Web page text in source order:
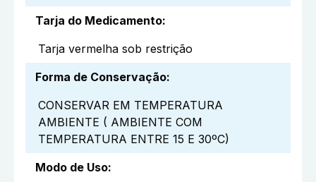
Tarja do Medicamento:
Tarja vermelha sob restrição
Forma de Conservação:
CONSERVAR EM TEMPERATURA
AMBIENTE ( AMBIENTE COM
TEMPERATURA ENTRE 15 E 30ºC)
Modo de Uso: